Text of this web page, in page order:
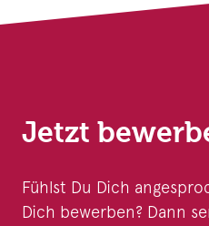
Jetzt
Fühlst Du Dich
Dich bewerben? Dann